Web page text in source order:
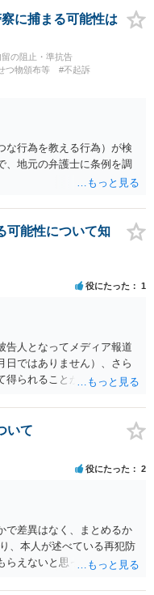
に捕まる可能性は
の阻止・準抗告
つ物頒布等 #不起訴
行為を教える行為）が検
、地元の弁護士に条例を調
可能性について知
役にたった 1
告人となってメディア報道
日ではありません）、さら
得られることが通常です。
いて
役にたった 2
で差異はなく、まとめるか
、本人が述べている再犯防
らえないと思った方が良い